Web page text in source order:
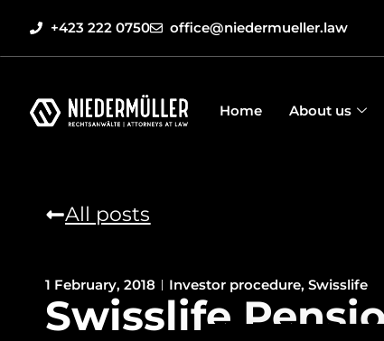
+423 222 0750 office@niedermueller.law
Home About us
All posts
1 February, 2018 Investor procedure,Swisslife
Swisslife